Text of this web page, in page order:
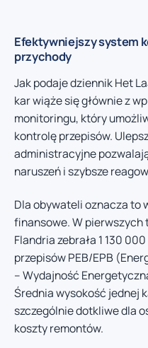
Efektywniejszy system
przychody
Jak podaje dziennik Het
kar wiąże się głównie z
monitoringu, który
kontrolę przepisów.
administracyjne
naruszeń i szybsze
Dla obywateli oznacza to
finansowe. W pierwszych
Flandria zebrała 1 130
przepisów PEB/EPB
– Wydajność
Średnia wysokość jednej
szczególnie dotkliwe dla
koszty remontów.